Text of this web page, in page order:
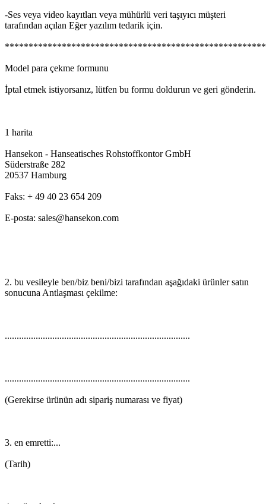
-Ses veya video kayıtları veya mühürlü veri taşıyıcı müşteri
tarafından açılan Eğer yazılım tedarik için.
Model para çekme formunu
İptal etmek istiyorsanız, lütfen bu formu doldurun ve geri gönderin.
1 harita
Hansekon - Hanseatisches Rohstoffkontor GmbH
Süderstraße 282
20537 Hamburg
Faks: + 49 40 23 654 209
E-posta: sales@hansekon.com
2. bu vesileyle ben/biz beni/bizi tarafından aşağıdaki ürünler satın
sonucuna Antlaşması çekilme:
..............................................................................
..............................................................................
(Gerekirse ürünün adı sipariş numarası ve fiyat)
3. en emretti:...
(Tarih)